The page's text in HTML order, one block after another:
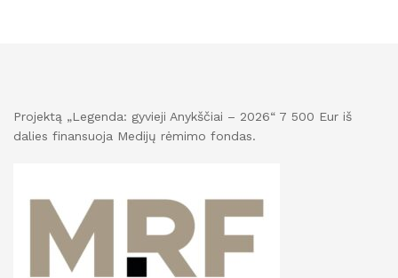
Projektą „Legenda: gyvieji Anykščiai – 2026“ 7 500 Eur iš
dalies finansuoja Medijų rėmimo fondas.